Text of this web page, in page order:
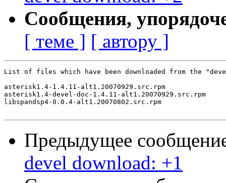
Сообщения,
[ теме ] [ автору ]
List of files which have been downloaded from the
asterisk1.4-1.4.11-alt1.20070929.src.rpm
asterisk1.4-devel-doc-1.4.11-alt1.20070929.src.rpm
libspandsp4-0.0.4-alt1.20070802.src.rpm
Предыдущее
devel download: +1